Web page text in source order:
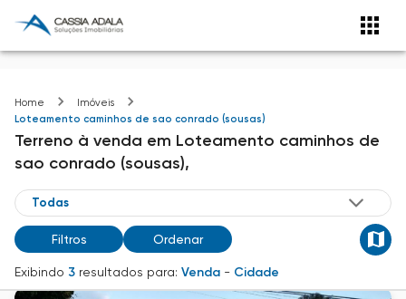
Home
Imóveis
Loteamento caminhos de sao conrado (sousas)
Terreno à venda em Loteamento caminhos de
sao conrado (sousas),
Filtros Ordenar
Exibindo 3 resultados para: Venda - Cidade